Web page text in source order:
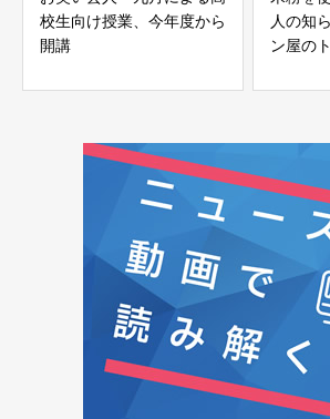
校生向け授業、今年度から
開講
人の知
ン屋の